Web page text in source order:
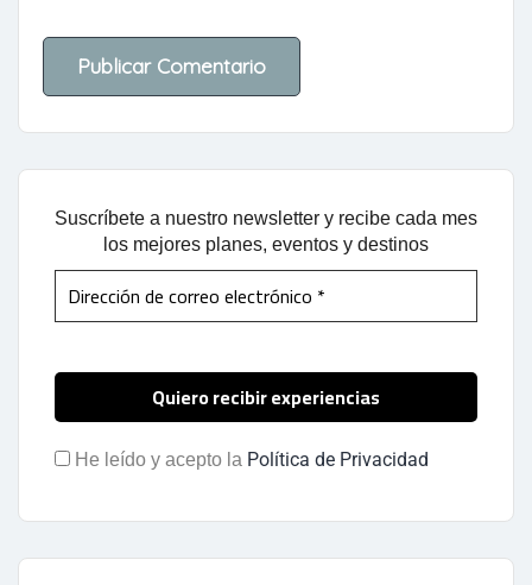
Suscríbete a nuestro newsletter y recibe cada mes
los mejores planes, eventos y destinos
He leído y acepto la Política de Privacidad